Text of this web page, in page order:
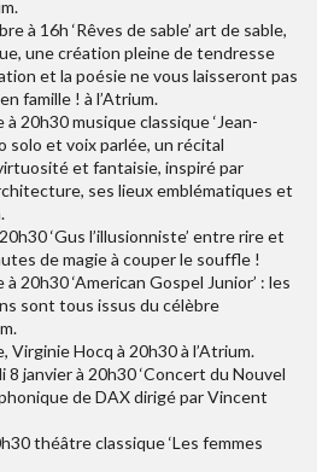
à 16h ‘Rêves de sable’ art de sable,
une création pleine de tendresse
et la poésie ne vous laisseront pas
famille ! à l’Atrium.
20h30 musique classique ‘Jean-
solo et voix parlée, un récital
et fantaisie, inspiré par
ses lieux emblématiques et
‘Gus l’illusionniste’ entre rire et
de magie à couper le souffle !
20h30 ‘American Gospel Junior’ : les
sont tous issus du célèbre
Virginie Hocq à 20h30 à l’Atrium.
8 janvier à 20h30 ‘Concert du Nouvel
de DAX dirigé par Vincent
théâtre classique ‘Les femmes